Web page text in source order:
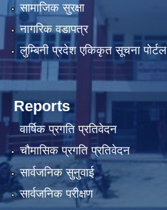
सामाजिक सुरक्षा
नागरिक वडापत्र
लुम्बिनी प्रदेश एकिकृत सूचना पोर्टल
Reports
वार्षिक प्रगति प्रतिवेदन
चौमासिक प्रगति प्रतिवेदन
सार्वजनिक सुनुवाई
सार्वजनिक परीक्षण